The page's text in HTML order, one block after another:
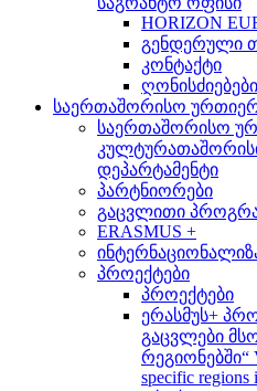
HORIZON
გენდერული
კონტაქტი
ღონისძიებები
საერთაშორისო
საერთაშორისო
დეპარტამენტი
პარტნიორები
გაცვლითი
ERASMUS +
პროექტები
პროექტები
ერასმუს+
გაცვლები
რეგიონებში“
specific regions